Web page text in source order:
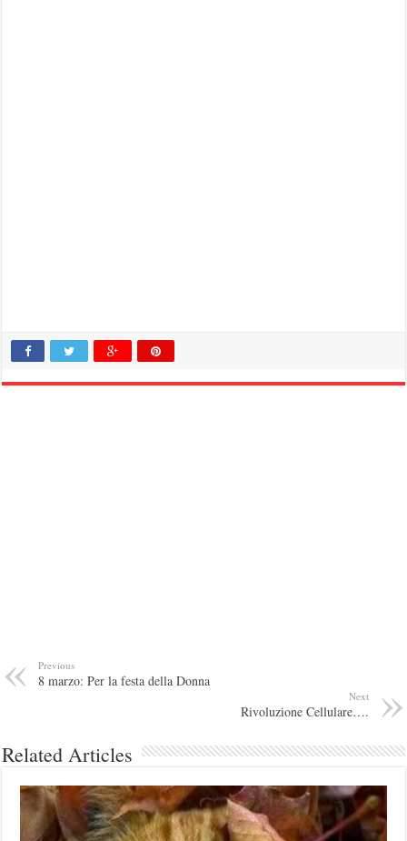
Previous
8 marzo: Per la festa della Donna
Next
Rivoluzione Cellulare….
Related Articles